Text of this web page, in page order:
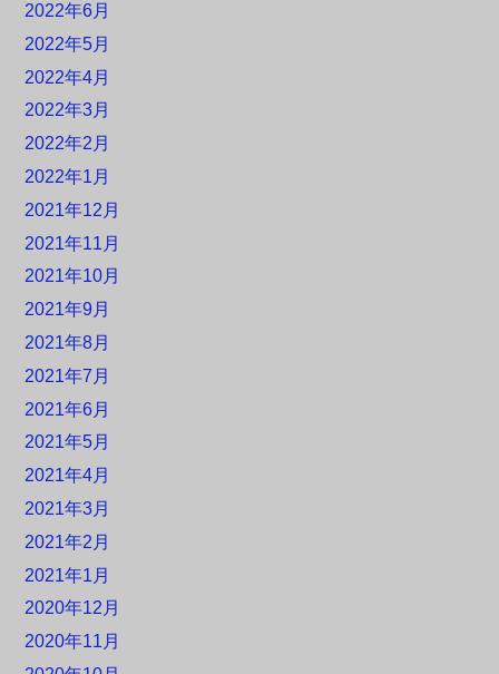
2022年6月
2022年5月
2022年4月
2022年3月
2022年2月
2022年1月
2021年12月
2021年11月
2021年10月
2021年9月
2021年8月
2021年7月
2021年6月
2021年5月
2021年4月
2021年3月
2021年2月
2021年1月
2020年12月
2020年11月